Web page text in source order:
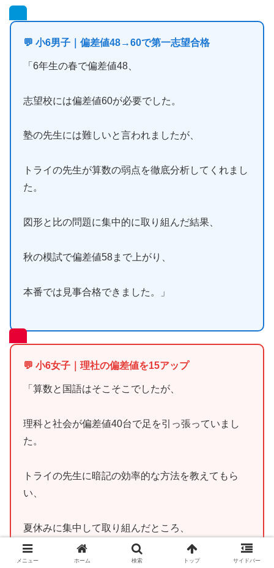
💬 小6男子｜偏差値48→60で第一志望合格
「6年生の春で偏差値48、
志望校には偏差値60が必要でした。
塾の先生には難しいと言われましたが、
トライの先生が算数の弱点を徹底分析してくれまし
た。
図形と比の問題に集中的に取り組んだ結果、
秋の模試で偏差値58まで上がり、
本番では見事合格できました。」
💬 小6女子｜理社の偏差値を15アップ
「算数と国語はそこそこでしたが、
理科と社会が偏差値40台で足を引っ張っていまし
た。
トライの先生に暗記の効率的な方法を教えてもら
い、
夏休みに集中して取り組んだところ、
秋には理社ともに偏差値55を超えました。
メニュー ホーム 検索 トップ サイドバー